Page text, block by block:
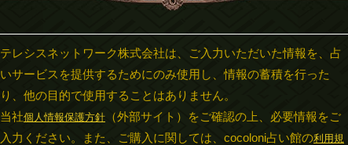
テレシスネットワーク株式会社は、ご入力いただいた情報を、占
いサービスを提供するためにのみ使用し、情報の蓄積を行った
り、他の目的で使用することはありません。
当社個人情報保護方針 （外部サイト）をご確認の上、必要情報をご
入力ください。また、ご購入に関しては、cocoloni占い館の利用規